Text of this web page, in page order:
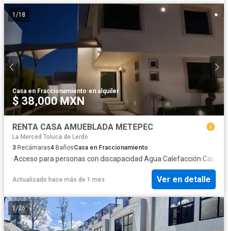
1 /18
Casa en Fraccionamiento·en alquiler
$ 38,000 MXN
RENTA CASA AMUEBLADA METEPEC
La Merced Toluca de Lerdo
3 Recámaras4 BañosCasa en Fraccionamiento
·Acceso para personas con discapacidad·Agua·Calefacción·Caseta
Actualizado hace más de 1 mes Ver en detalle
1/26